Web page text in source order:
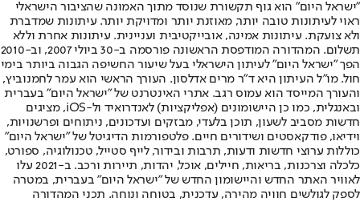
"ישראל היום" הוא גוף תקשורת שנוסד מתוך האמונה שהציבור הישראלי
ראוי לעיתונות טובה יותר, מאוזנת יותר ומדויקת יותר. עיתונות שמדברת
ולא צועקת. עיתונות אמינה, אובייקטיבית ועניינית. עיתונות אחרת וללא
תשלום. המהדורה המודפסת הראשונה פורסמה ב-30 ביולי 2007, וב-2010
הפך "ישראל היום" לעיתון הישראלי בעל שיעור החשיפה הגבוה ביותר בימי
חול. מו"ל העיתון היא ד"ר מרים אדלסון. העורך הראשי הוא עמר לחמנוביץ,
והעורך המייסד הוא עמוס רגב. אתרי האינטרנט של "ישראל היום" בעברית
ובאנגלית, כמו כן היישומונים (אפליקציות) לאנדרואיד ול-iOS, מציגים
חדשות מסביב לשעון, תוכן בלעדי, מבזקים ועדכונים, ניתוחים ופרשנויות,
וידיאו, פודקאסטים ושידורים חיים. פלטפורמות הדיגיטל של "ישראל היום"
כוללות ערוצי חדשות ודעות, תרבות ובידור, לייף סטייל, טכנולוגיה, ספורט,
כלכלה וצרכנות, בריאות, חיילים, אוכל, יהדות, תיירות ורכב. ב-2021 עלו
לאוויר האתר החדש והיישומון החדש של "ישראל היום" בעברית, במטרה
לספק לגולשים חוויה מהירה, עדכנית, בטוחה ונוחה. תכני המהדורה